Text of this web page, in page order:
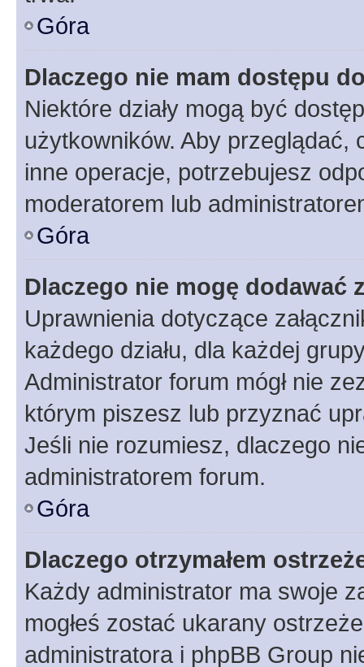
Góra
Dlaczego nie mam dostępu
Niektóre działy mogą być
użytkowników. Aby
inne operacje, potrzebujesz
moderatorem lub
Góra
Dlaczego nie mogę dodawać
Uprawnienia dotyczące
każdego działu, dla każdej
Administrator forum mógł nie
którym piszesz lub przyznać
Jeśli nie rozumiesz, dlaczego
administratorem forum.
Góra
Dlaczego otrzymałem
Każdy administrator ma swoje
mogłeś zostać ukarany
administratora i phpBB Group